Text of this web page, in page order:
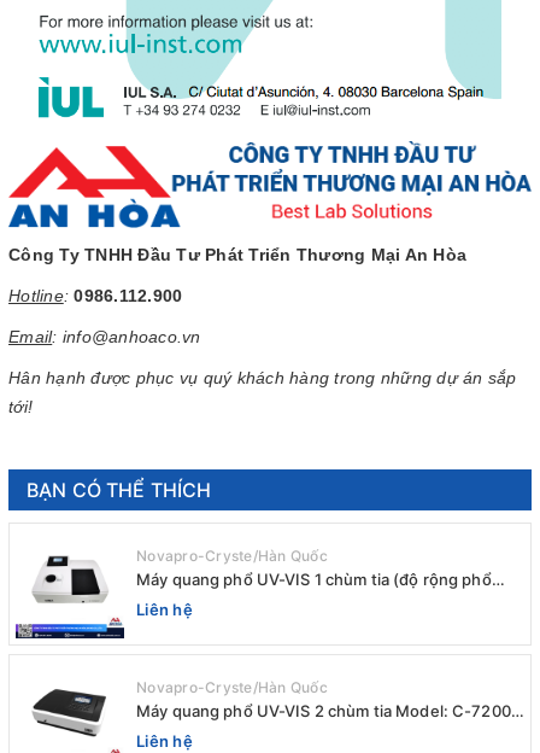
Công Ty TNHH Đầu Tư Phát Triển Thương Mại An Hòa
Hotline: 0986.112.900
Email: info@anhoaco.vn
Hân hạnh được phục vụ quý khách hàng trong những dự án sắp
tới!
BẠN CÓ THỂ THÍCH
Novapro-Cryste/Hàn Quốc
Máy quang phổ UV-VIS 1 chùm tia (độ rộng phổ
4nm) E-1000UV / Peak
Liên hệ
Novapro-Cryste/Hàn Quốc
Máy quang phổ UV-VIS 2 chùm tia Model: C-7200 /
Peak
Liên hệ